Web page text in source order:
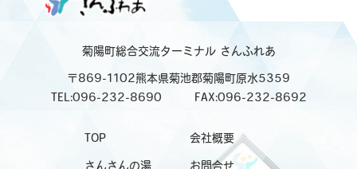
菊陽町総合交流ターミナルさんふれあ
〒869-1102熊本県菊池郡菊陽町原水5359
TEL:096-232-8690
FAX:096-232-8692
TOP 会社概要